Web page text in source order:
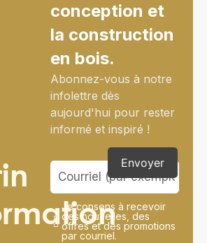
conception et
la construction
en bois.
Abonnez-vous à notre
infolettre dès
aujourd'hui pour rester
informé et inspiré !
Je consens à recevoir
des nouvelles, des
offres et des promotions
par courriel.
Envoyer